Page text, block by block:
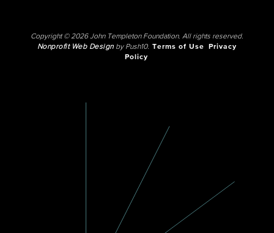
Copyright © 2026 John Templeton Foundation. All rights reserved.
Nonprofit Web Designby Push10. Terms of Use
Privacy
Policy